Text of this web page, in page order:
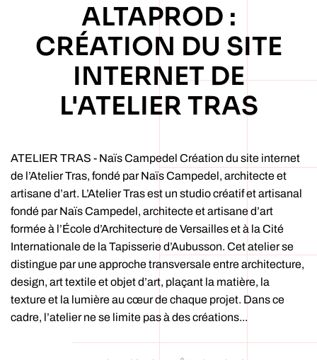
ALTAPROD :
CRÉATION DU SITE
INTERNET DE
L'ATELIER TRAS
ATELIER TRAS - Naïs Campedel Création du site internet
de l’Atelier Tras, fondé par Naïs Campedel, architecte et
artisane d’art. L’Atelier Tras est un studio créatif et artisanal
fondé par Naïs Campedel, architecte et artisane d’art
formée à l’École d’Architecture de Versailles et à la Cité
Internationale de la Tapisserie d’Aubusson. Cet atelier se
distingue par une approche transversale entre architecture,
design, art textile et objet d’art, plaçant la matière, la
texture et la lumière au cœur de chaque projet. Dans ce
cadre, l’atelier ne se limite pas à des créations...